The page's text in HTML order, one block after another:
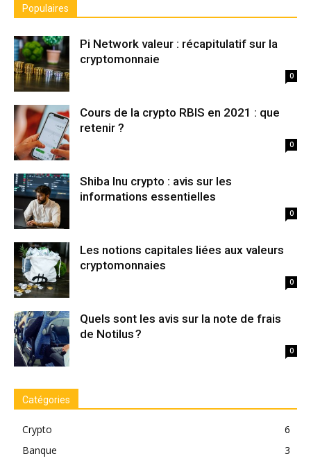
Populaires
Pi Network valeur : récapitulatif sur la
cryptomonnaie
0
Cours de la crypto RBIS en 2021 : que
retenir ?
0
Shiba Inu crypto : avis sur les
informations essentielles
0
Les notions capitales liées aux valeurs
cryptomonnaies
0
Quels sont les avis sur la note de frais
de Notilus ?
0
Catégories
Crypto
6
Banque
3